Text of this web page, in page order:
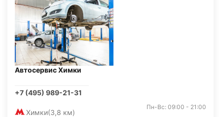
Автосервис Химки
+7 (495) 989-21-31
Химки(3,8 км)
Пн-Вс: 09:00 - 21:00